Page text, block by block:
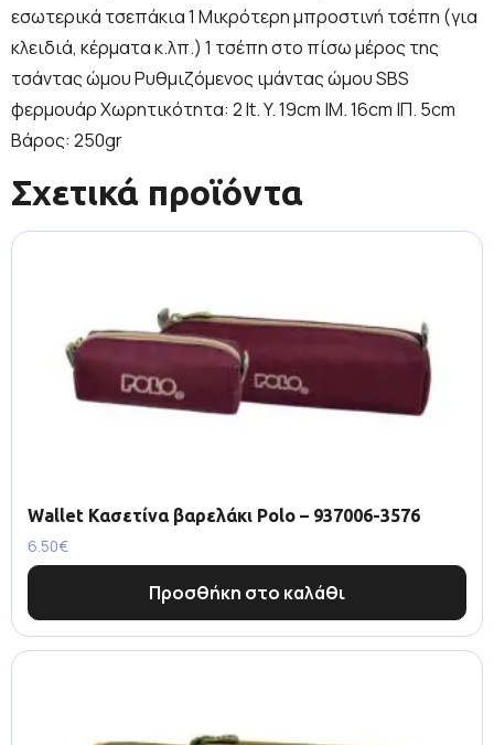
εσωτερικά τσεπάκια 1 Μικρότερη μπροστινή τσέπη (για
κλειδιά, κέρματα κ.λπ.) 1 τσέπη στο πίσω μέρος της
τσάντας ώμου Ρυθμιζόμενος ιμάντας ώμου SBS
φερμουάρ Χωρητικότητα: 2 lt. Y. 19cm |Μ. 16cm |Π. 5cm
Βάρος: 250gr
Σχετικά προϊόντα
Wallet Κασετίνα βαρελάκι Polo – 937006-3576
6.50€
Προσθήκη στο καλάθι